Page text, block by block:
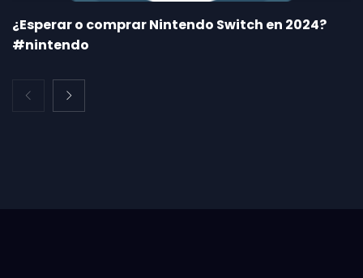
¿Esperar o comprar Nintendo Switch en 2024?
#nintendo